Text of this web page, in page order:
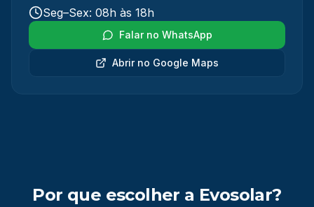
Seg–Sex: 08h às 18h
Falar no WhatsApp
Abrir no Google Maps
Por que escolher a Evosolar?